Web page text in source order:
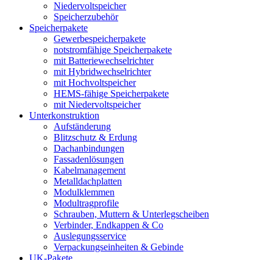
Niedervoltspeicher
Speicherzubehör
Speicherpakete
Gewerbespeicherpakete
notstromfähige Speicherpakete
mit Batteriewechselrichter
mit Hybridwechselrichter
mit Hochvoltspeicher
HEMS-fähige Speicherpakete
mit Niedervoltspeicher
Unterkonstruktion
Aufständerung
Blitzschutz & Erdung
Dachanbindungen
Fassadenlösungen
Kabelmanagement
Metalldachplatten
Modulklemmen
Modultragprofile
Schrauben, Muttern & Unterlegscheiben
Verbinder, Endkappen & Co
Auslegungsservice
Verpackungseinheiten & Gebinde
UK-Pakete